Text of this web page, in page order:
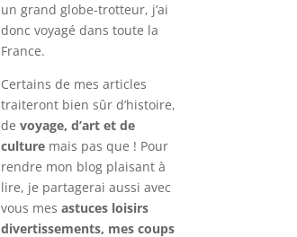
un grand globe-trotteur, j’ai
donc voyagé dans toute la
France.
Certains de mes articles
traiteront bien sûr d’histoire,
devoyage, d’art et de
culture mais pas que ! Pour
rendre mon blog plaisant à
lire, je partagerai aussi avec
vous mesastuces loisirs
divertissements, mes coups